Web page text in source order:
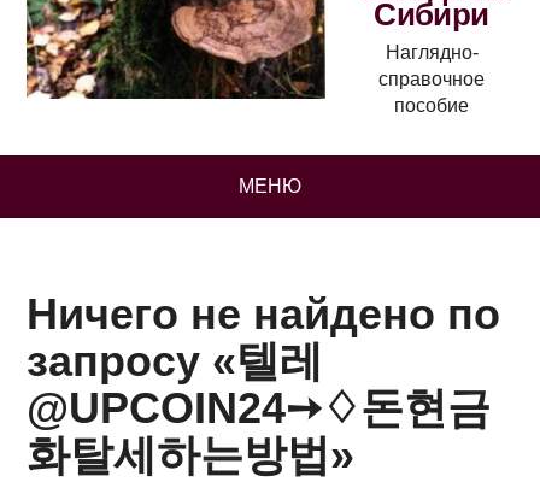
Сибири
Наглядно-
справочное
пособие
МЕНЮ
Ничего не найдено по
запросу «텔레
@UPCOIN24➙♢돈현금
화탈세하는방법»